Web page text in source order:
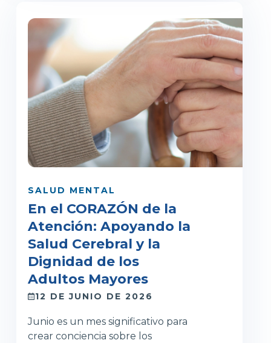
SALUD MENTAL
En el CORAZÓN de la
Atención: Apoyando la
Salud Cerebral y la
Dignidad de los
Adultos Mayores
12 DE JUNIO DE 2026
Junio es un mes significativo para
crear conciencia sobre los